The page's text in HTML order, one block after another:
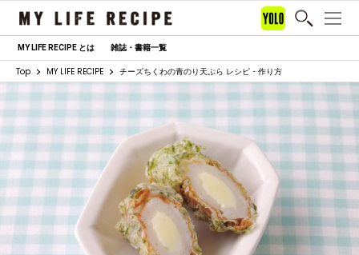
MY LIFE RECIPE とは 雑誌・書籍一覧
Top MY LIFE RECIPE チーズちくわの青のり天ぷら レシピ・作り方